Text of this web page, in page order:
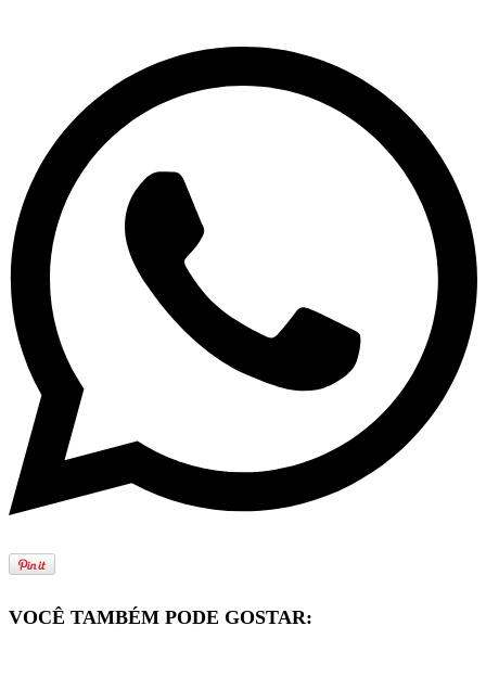
VOCÊ TAMBÉM PODE GOSTAR: